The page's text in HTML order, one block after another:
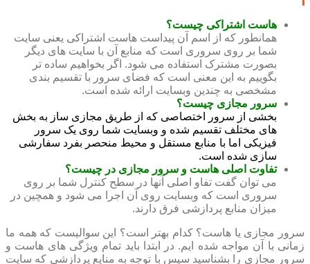
هاست اشتراکی چیست؟
همانطور که از اسم آن پیداست هاست اشتراکی یعنی سایت
شما بر روی سروری است که منابع آن با سایت های دیگر
بصورت مشترک استفاده می شود. اگر بخواهیم ساده تر
بگوییم به این معنی است که فضای سرور با تقسیم بندی
مشخصی به چندین وبسایت ارائه شده است.
سرور مجازی چیست؟
بخشی از سرور اختصاصی که از طریق مجازی ساز به بخش
های مختلف تقسیم شده و وبسایت شما روی یک سرور
فیزیکی اما با منابع مستقل و محیط منحصر بفرد سفارشی
سازی شده است.
تفاوت اصلی هاست و سرور مجازی در چیست؟
می توان گفت تفاو اصلی آنها در سطح کنترل شما بر روی
سروری است که وبسایت روی آن اجرا می شود و همچین در
میزان منابع پردازشی فرق دارند.
سرور مجازی یا هاست؟ کدام بهتر است؟ این سوالیست که همه ما
زمانی با آن مواجه شده ایم. در ابتدا باید تمام ویژگی های هاست و
سرور مجازی را بشناسید سپس با توجه به منایع پردازشی که سایت